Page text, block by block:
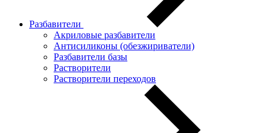
Разбавители
Акриловые разбавители
Антисиликоны (обезжириватели)
Разбавители базы
Растворители
Растворители переходов